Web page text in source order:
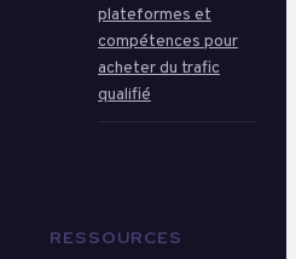
plateformes et
compétences pour
acheter du trafic
qualifié
RESSOURCES